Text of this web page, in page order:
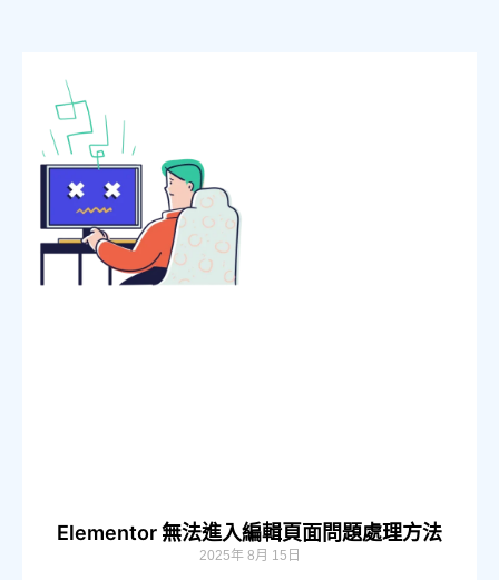
Elementor 無法進入編輯頁面問題處理方法
2025年 8月 15日